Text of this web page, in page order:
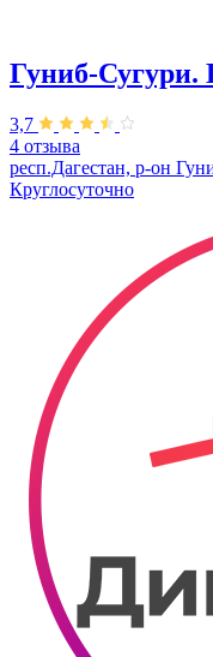
Гуниб-Сугури.
3,7
4 отзыва
респ.Дагестан, р-он
Круглосуточно